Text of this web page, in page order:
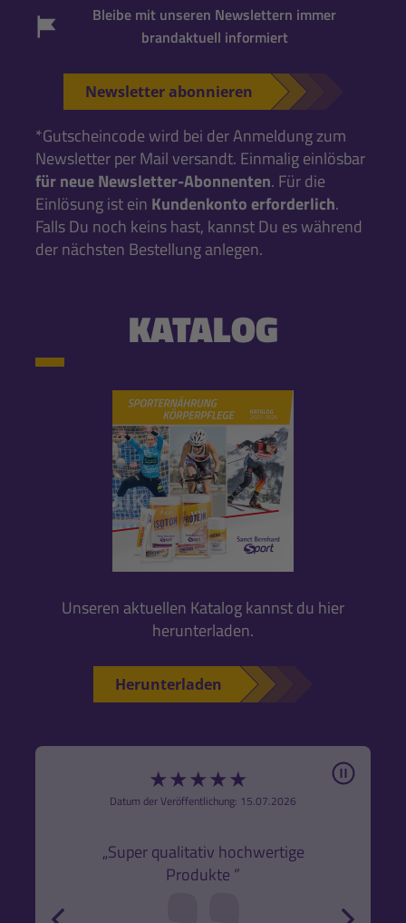
Bleibe mit unseren Newslettern immer
brandaktuell informiert
Newsletter abonnieren
*Gutscheincode wird bei der Anmeldung zum
Newsletter per Mail versandt. Einmalig einlösbar
für neue Newsletter-Abonnenten. Für die
Einlösung ist ein Kundenkonto erforderlich.
Falls Du noch keins hast, kannst Du es während
der nächsten Bestellung anlegen.
KATALOG
Unseren aktuellen Katalog kannst du hier
herunterladen.
Herunterladen
★★★★★
Datum der Veröffentlichung: 15.07.2026
„Super qualitativ hochwertige
Produkte ”
Pause